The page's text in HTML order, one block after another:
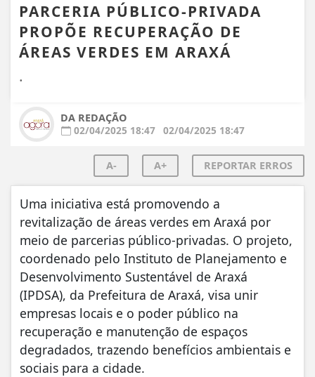
PARCERIA PÚBLICO-PRIVADA
PROPÕE RECUPERAÇÃO DE
ÁREAS VERDES EM ARAXÁ
.
DA REDAÇÃO
02/04/2025 18:47 02/04/2025 18:47
A- A+ REPORTAR ERROS
Uma iniciativa está promovendo a
revitalização de áreas verdes em Araxá por
meio de parcerias público-privadas. O projeto,
coordenado pelo Instituto de Planejamento e
Desenvolvimento Sustentável de Araxá
(IPDSA), da Prefeitura de Araxá, visa unir
empresas locais e o poder público na
recuperação e manutenção de espaços
degradados, trazendo benefícios ambientais e
sociais para a cidade.